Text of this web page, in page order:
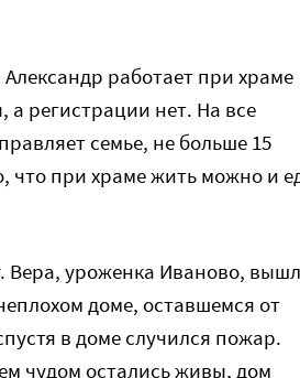
работает при храме
регистрации нет. На все
семье, не больше 15
что при храме жить можно и
Вера, уроженка Иваново,
доме, оставшемся от
в доме случился пожар.
чудом остались живы, дом